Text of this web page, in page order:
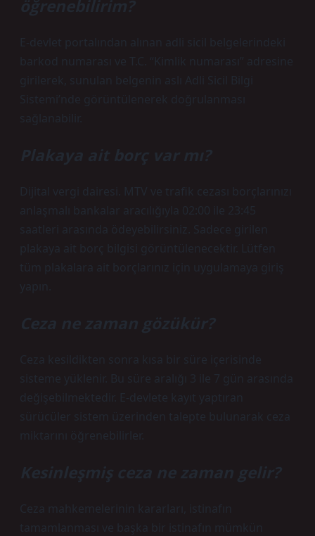
öğrenebilirim?
E-devlet portalından alınan adli sicil belgelerindeki
barkod numarası ve T.C. “Kimlik numarası” adresine
girilerek, sunulan belgenin aslı Adli Sicil Bilgi
Sistemi’nde görüntülenerek doğrulanması
sağlanabilir.
Plakaya ait borç var mı?
Dijital vergi dairesi. MTV ve trafik cezası borçlarınızı
anlaşmalı bankalar aracılığıyla 02:00 ile 23:45
saatleri arasında ödeyebilirsiniz. Sadece girilen
plakaya ait borç bilgisi görüntülenecektir. Lütfen
tüm plakalara ait borçlarınız için uygulamaya giriş
yapın.
Ceza ne zaman gözükür?
Ceza kesildikten sonra kısa bir süre içerisinde
sisteme yüklenir. Bu süre aralığı 3 ile 7 gün arasında
değişebilmektedir. E-devlete kayıt yaptıran
sürücüler sistem üzerinden talepte bulunarak ceza
miktarını öğrenebilirler.
Kesinleşmiş ceza ne zaman gelir?
Ceza mahkemelerinin kararları, istinafın
tamamlanması ve başka bir istinafın mümkün